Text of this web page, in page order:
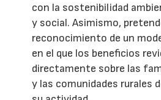
con la sostenibilidad
y social. Asimismo,
reconocimiento de un
en el que los beneficios
directamente sobre las
y las comunidades rurales